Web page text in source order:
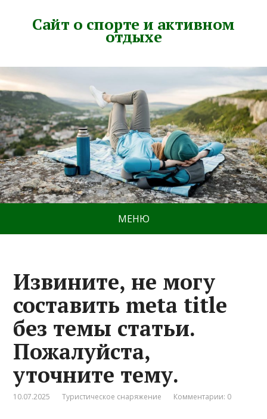
Сайт о спорте и активном
отдыхе
МЕНЮ
Извините, не могу
составить meta title
без темы статьи.
Пожалуйста,
уточните тему.
10.07.2025 Туристическое снаряжение Комментарии: 0